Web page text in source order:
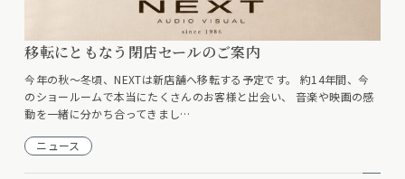
移転にともなう閉店セールのご案内
今年の秋〜冬頃、NEXTは新店舗へ移転する予定です。 約14年間、今
のショールームで本当にたくさんのお客様と出会い、 音楽や映画の感
動を一緒に分かち合ってきまし…
ニュース